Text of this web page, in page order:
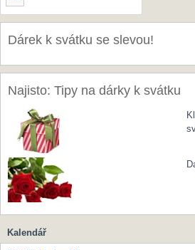
Dárek k svátku se slevou!
Najisto: Tipy na dárky k svátku
Kalendář